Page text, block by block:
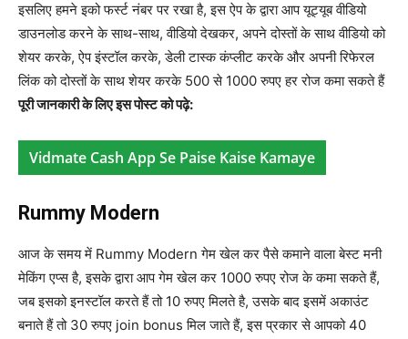
इसलिए हमने इको फर्स्ट नंबर पर रखा है, इस ऐप के द्वारा आप यूट्यूब वीडियो
डाउनलोड करने के साथ-साथ, वीडियो देखकर, अपने दोस्तों के साथ वीडियो को
शेयर करके, ऐप इंस्टॉल करके, डेली टास्क कंप्लीट करके और अपनी रिफेरल
लिंक को दोस्तों के साथ शेयर करके 500 से 1000 रुपए हर रोज कमा सकते हैं
पूरी जानकारी के लिए इस पोस्ट को पढ़े:
Vidmate Cash App Se Paise Kaise Kamaye
Rummy Modern
आज के समय में Rummy Modern गेम खेल कर पैसे कमाने वाला बेस्ट मनी
मेकिंग एप्स है, इसके द्वारा आप गेम खेल कर 1000 रुपए रोज के कमा सकते हैं,
जब इसको इनस्टॉल करते हैं तो 10 रुपए मिलते है, उसके बाद इसमें अकाउंट
बनाते हैं तो 30 रुपए join bonus मिल जाते हैं, इस प्रकार से आपको 40